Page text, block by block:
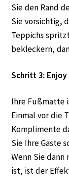
Sie den Rand
Sie vorsichtig,
Teppichs
bekleckern,
Schritt 3:
Ihre Fußmatte
Einmal vor die
Komplimente
Sie Ihre Gäste
Wenn Sie dann
ist, ist der